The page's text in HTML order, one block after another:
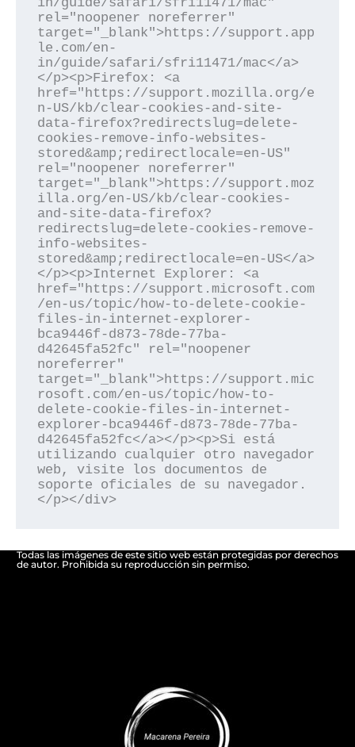
rel="noopener noreferrer"
target="_blank">https://support.app
le.com/en-
in/guide/safari/sfri11471/mac</a>
</p><p>Firefox: <a
href="https://support.mozilla.org/e
n-US/kb/clear-cookies-and-site-
data-firefox?redirectslug=delete-
cookies-remove-info-websites-
stored&amp;redirectlocale=en-US"
rel="noopener noreferrer"
target="_blank">https://support.moz
illa.org/en-US/kb/clear-cookies-
and-site-data-firefox?
redirectslug=delete-cookies-remove-
info-websites-
stored&amp;redirectlocale=en-US</a>
</p><p>Internet Explorer: <a
href="https://support.microsoft.com
/en-us/topic/how-to-delete-cookie-
files-in-internet-explorer-
bca9446f-d873-78de-77ba-
d42645fa52fc" rel="noopener
noreferrer"
target="_blank">https://support.mic
rosoft.com/en-us/topic/how-to-
delete-cookie-files-in-internet-
explorer-bca9446f-d873-78de-77ba-
d42645fa52fc</a></p><p>Si está
utilizando cualquier otro navegador
web, visite los documentos de
soporte oficiales de su navegador.
</p></div>
Todas las imágenes de este sitio web están protegidas por derechos
de autor. Prohibida su reproducción sin permiso.